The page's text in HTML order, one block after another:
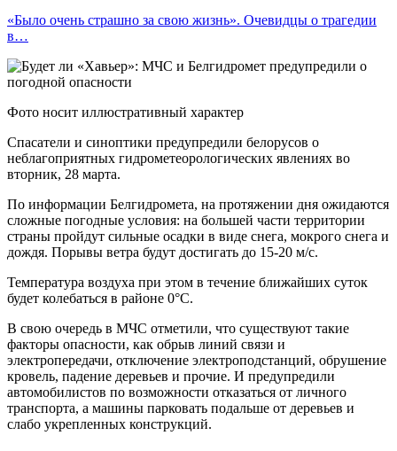
«Было очень страшно за свою жизнь». Очевидцы о трагедии
в…
Фото носит иллюстративный характер
Спасатели и синоптики предупредили белорусов о
неблагоприятных гидрометеорологических явлениях во
вторник, 28 марта.
По информации Белгидромета, на протяжении дня ожидаются
сложные погодные условия: на большей части территории
страны пройдут сильные осадки в виде снега, мокрого снега и
дождя. Порывы ветра будут достигать до 15-20 м/с.
Температура воздуха при этом в течение ближайших суток
будет колебаться в районе 0°C.
В свою очередь в МЧС отметили, что существуют такие
факторы опасности, как обрыв линий связи и
электропередачи, отключение электроподстанций, обрушение
кровель, падение деревьев и прочие. И предупредили
автомобилистов по возможности отказаться от личного
транспорта, а машины парковать подальше от деревьев и
слабо укрепленных конструкций.